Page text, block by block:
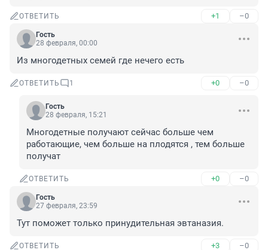
ОТВЕТИТЬ +1 –0
Гость
28 февраля, 00:00
Из многодетных семей где нечего есть
ОТВЕТИТЬ 1 +0 –0
Гость
28 февраля, 15:21
Многодетные получают сейчас больше чем
работающие, чем больше на плодятся , тем больше
получат
ОТВЕТИТЬ +0 –0
Гость
27 февраля, 23:59
Тут поможет только принудительная эвтаназия.
ОТВЕТИТЬ +3 –0